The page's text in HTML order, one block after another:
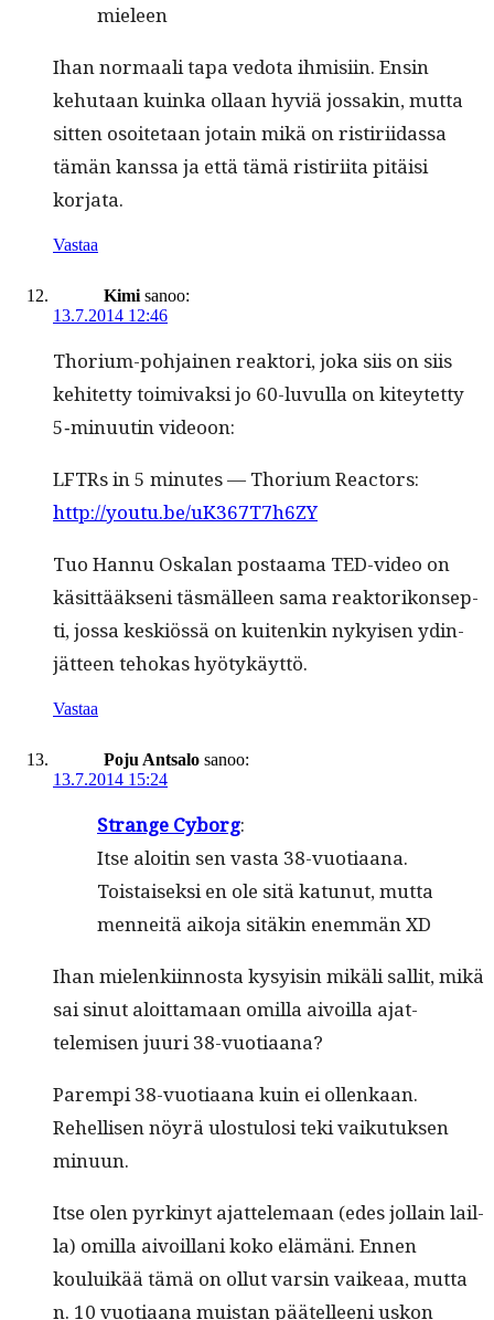
mieleen
Ihan nor­maali tapa vedo­ta ihmisi­in. Ensin
kehutaan kuin­ka ollaan hyviä jos­sakin, mut­ta
sit­ten osoite­taan jotain mikä on ris­tiri­idas­sa
tämän kanssa ja että tämä ris­tiri­ita pitäisi
korjata.
Vastaa
Kimi sanoo:
13.7.2014 12:46
Tho­ri­um-poh­jainen reak­tori, joka siis on siis
kehitet­ty toimi­vak­si jo 60-luvul­la on kiteytet­ty
5‑minuutin videoon:
LFTRs in 5 min­utes — Tho­ri­um Reac­tors:
http://youtu.be/uK367T7h6ZY
Tuo Han­nu Oskalan postaa­ma TED-video on
käsit­tääk­seni täs­mälleen sama reak­torikon­sep­
ti, jos­sa keskiössä on kuitenkin nykyisen ydin­
jät­teen tehokas hyötykäyttö.
Vastaa
Poju Antsalo sanoo:
13.7.2014 15:24
Strange Cyborg:
Itse aloitin sen vas­ta 38-vuo­ti­aana.
Tois­taisek­si en ole sitä katunut, mut­ta
men­neitä aiko­ja sitäkin enem­män XD
Ihan mie­lenki­in­nos­ta kysy­isin mikäli sal­lit, mikä
sai sin­ut aloit­ta­maan omil­la aivoil­la ajat­
telemisen juuri 38-vuotiaana?
Parem­pi 38-vuo­ti­aana kuin ei ollenkaan.
Rehellisen nöyrä ulostu­losi teki vaiku­tuk­sen
minuun.
Itse olen pyrkinyt ajat­tele­maan (edes jol­lain lail­
la) omil­la aivoil­lani koko elämäni. Ennen
kouluikää tämä on ollut varsin vaikeaa, mut­ta
n. 10 vuo­ti­aana muis­tan päätelleeni uskon